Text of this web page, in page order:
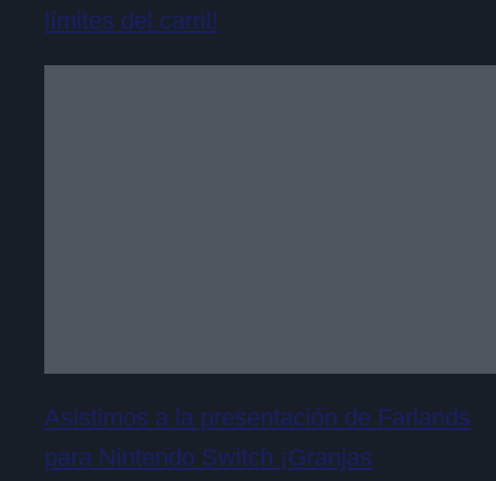
límites del carril!
Asistimos a la presentación de Farlands
para Nintendo Switch ¡Granjas